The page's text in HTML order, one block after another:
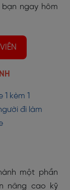
ngay hôm
kèm 1
đi làm
một phần
nâng cao kỹ